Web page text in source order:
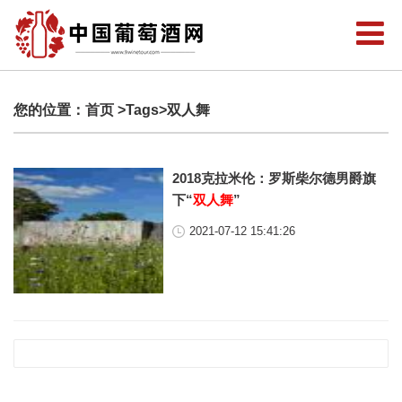
您的位置： 首页 >Tags>双人舞
2018克拉米伦：罗斯柴尔德男爵旗
下“双人舞”
2021-07-12 15:41:26